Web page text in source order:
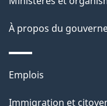
g
ei
o
n
s
À propos du
Thèmes
Emplois
Immigration et